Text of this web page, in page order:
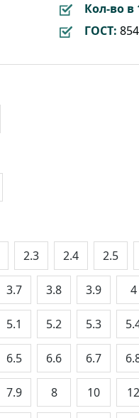
Кол-во в
ГОСТ:
2.3 2.4 2.5
3.7 3.8 3.9 4
5.1 5.2 5.3
6.5 6.6 6.7
7.9 8 10 12